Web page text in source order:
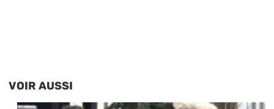
VOIR AUSSI